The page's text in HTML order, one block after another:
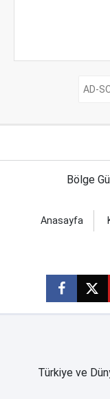
Bölge
Anasayfa
Türkiye ve